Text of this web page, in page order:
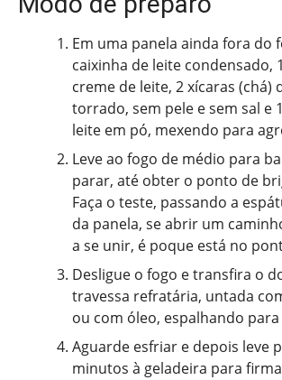
Em uma panela ainda fora do
caixinha de leite condensado,
creme de leite, 2 xícaras (chá)
torrado, sem pele e sem sal e
leite em pó, mexendo para
Leve ao fogo de médio para
parar, até obter o ponto de
Faça o teste, passando a
da panela, se abrir um
a se unir, é poque está no
Desligue o fogo e transfira o
travessa refratária, untada
ou com óleo, espalhando
Aguarde esfriar e depois leve
minutos à geladeira para